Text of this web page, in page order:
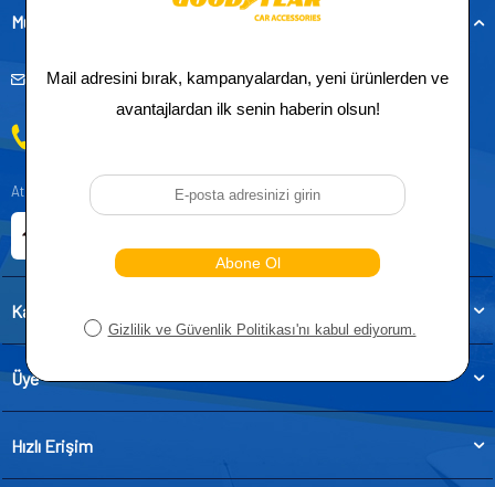
Müşteri Hizmetleri
musteridestek@goodyearotoaksesuar.com.tr
Atatürk, Kıraç Mevkii, Orhan Veli Cd. D:No:19, 34522 Esenyurt/İstanbul
Kategoriler
Üye
Hızlı Erişim